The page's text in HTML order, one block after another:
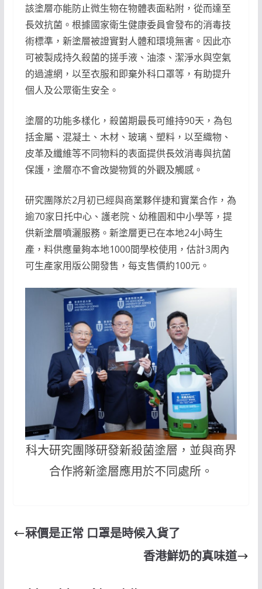
該塗層亦能防止微生物在物體表面粘附，從而達至
長效抗菌。根據國家衛生健康委員會發布的消毒技
術標準，新塗層被證實對人體和環境無害。因此亦
可被製成持久殺菌的搓手液、油漆、潔淨水與空氣
的過濾網，以至衣服和即棄外科口罩等，有助提升
個人及公眾衛生安全。
塗層的功能多樣化，殺菌期最長可維持90天，為包
括金屬、混凝土、木材、玻璃、塑料，以至織物、
皮革及纖維等不同物料的表面提供長效消毒與抗菌
保護，塗層亦不會改變物質的外觀及觸感。
研究團隊於2月初已經與商業夥伴捷和實業合作，為
逾70家日托中心、護老院、幼稚園和中小學等，提
供新塗層噴灑服務。新塗層更已在本地24小時生
產，料供應量夠本地1000間學校使用，估計3周內
可生產家用版公開發售，每支售價約100元。
科大研究團隊研發新殺菌塗層，並與商界
合作將新塗層應用於不同處所。
冧價是正常 口罩是時候入貨了
香港鮮奶的真味道